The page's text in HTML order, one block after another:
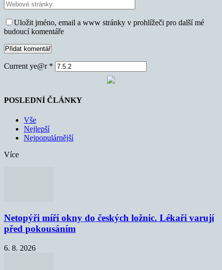
Uložit jméno, email a www stránky v prohlížeči pro další mé
budoucí komentáře
Current ye@r *
POSLEDNÍ ČLÁNKY
Vše
Nejlepší
Nejpopulárnější
Více
Netopýři míří okny do českých ložnic. Lékaři varují
před pokousáním
6. 8. 2026